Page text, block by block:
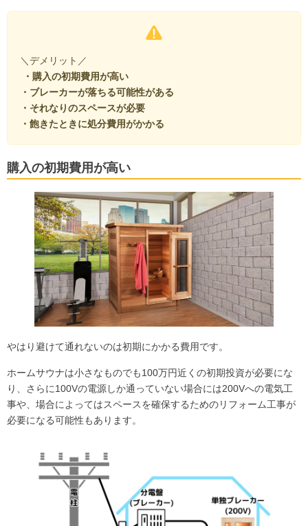
＼デメリット／
・購入の初期費用が高い
・ブレーカーが落ちる可能性がある
・ それなりのスペースが必要
・ 飽きたときに処分費用がかかる
購入の初期費用が高い
やはり避けて通れないのは初期にかかる費用です。
ホームサウナは小さなものでも100万円近くの初期投資が必要にな
り、さらに100Vの電源しか通っていない場合には200Vへの電気工
事や、場合によってはスペースを確保するためのリフォーム工事が
必要になる可能性もあります。